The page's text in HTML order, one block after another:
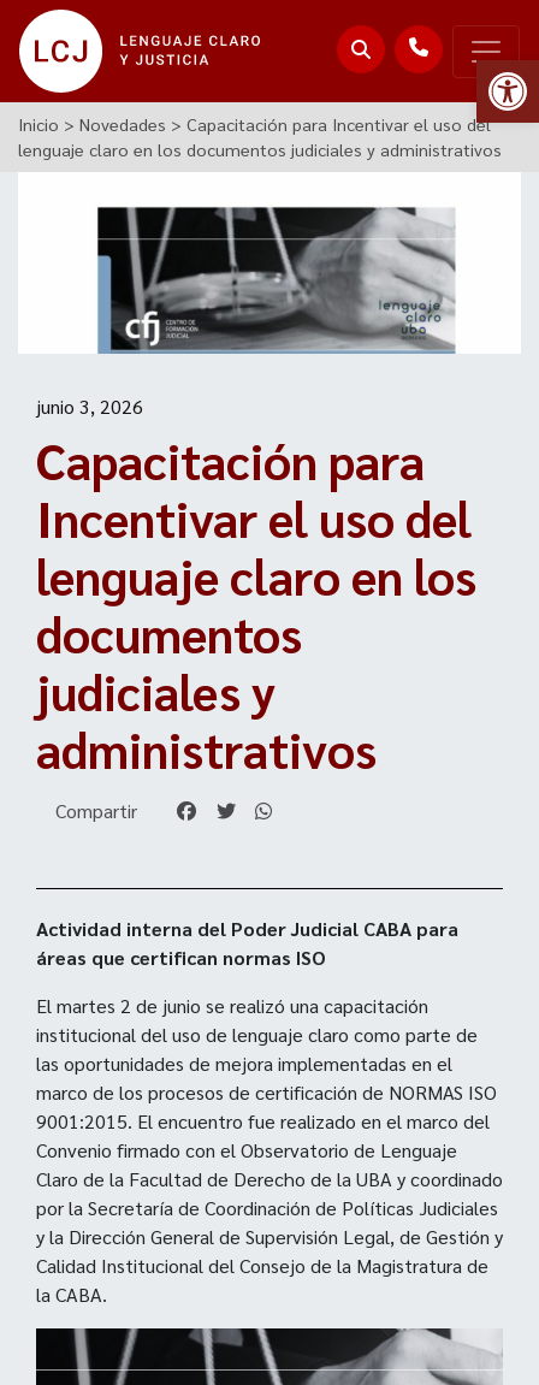
Inicio > Novedades > Capacitación para Incentivar el uso del
lenguaje claro en los documentos judiciales y administrativos
junio 3, 2026
Capacitación para
Incentivar el uso del
lenguaje claro en los
documentos
judiciales y
administrativos
Compartir
Actividad interna del Poder Judicial CABA para
áreas que certifican normas ISO
El martes 2 de junio se realizó una capacitación
institucional del uso de lenguaje claro como parte de
las oportunidades de mejora implementadas en el
marco de los procesos de certificación de NORMAS ISO
9001:2015. El encuentro fue realizado en el marco del
Convenio firmado con el Observatorio de Lenguaje
Claro de la Facultad de Derecho de la UBA y coordinado
por la Secretaría de Coordinación de Políticas Judiciales
y la Dirección General de Supervisión Legal, de Gestión y
Calidad Institucional del Consejo de la Magistratura de
la CABA.